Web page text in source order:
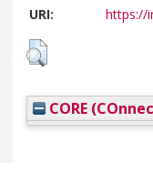
URI: https://
CORE